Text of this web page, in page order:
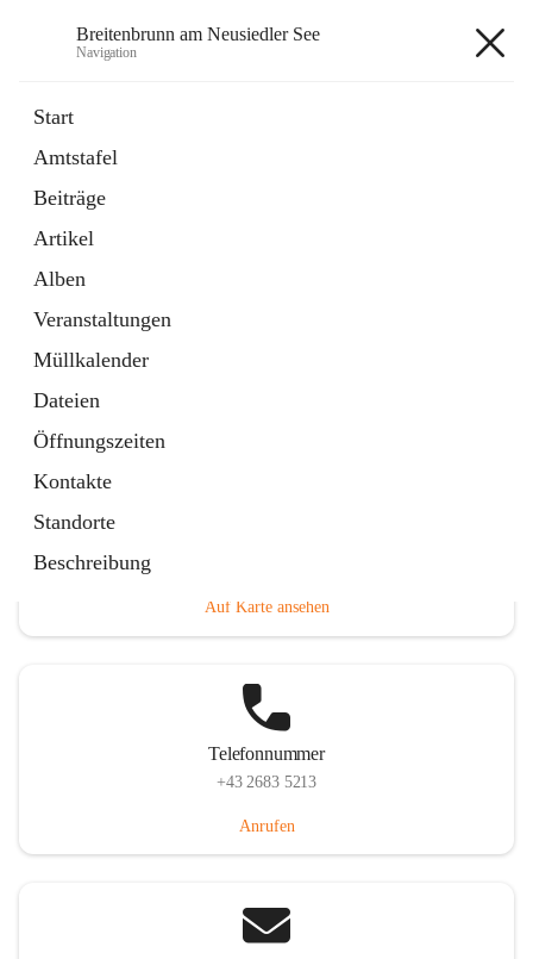
Breitenbrunn am Neusiedler See
Navigation
Start
Amtstafel
Beiträge
Artikel
Alben
Veranstaltungen
Müllkalender
Dateien
Öffnungszeiten
Kontakte
Standorte
Beschreibung
18 Schnellzugriffe
Gemeindeservice
Auf Karte ansehen
Telefonnummer
+43 2683 5213
Anrufen